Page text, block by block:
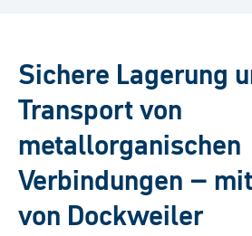
Sichere Lagerung
Transport von
metallorganischen
Verbindungen –
von Dockweiler